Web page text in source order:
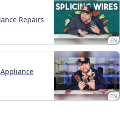
Repairs
EN
EN